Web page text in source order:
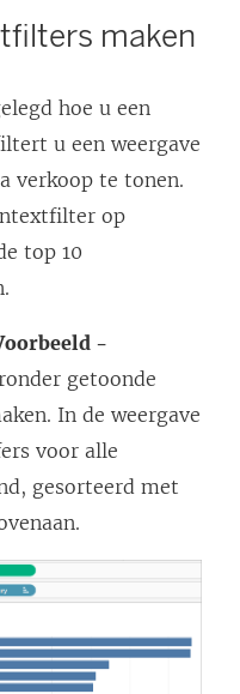
maken
hoe u een
u een weergave
verkoop te tonen.
op
top 10
-
getoonde
In de weergave
voor alle
gesorteerd met